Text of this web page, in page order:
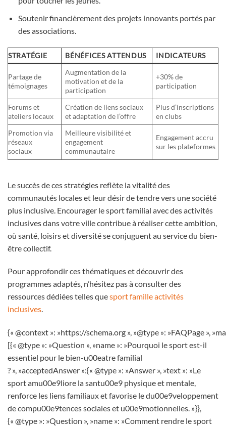
Soutenir financièrement des projets innovants portés par
des associations.
STRATÉGIE BÉNÉFICES ATTENDUS INDICATEURS
Partage de
témoignages
Augmentation de la
motivation et de la
participation
+30% de
participation
Forums et
ateliers locaux
Création de liens sociaux
et adaptation de l’offre
Plus d’inscriptions
en clubs
Promotion via
réseaux
sociaux
Meilleure visibilité et
engagement
communautaire
Engagement accru
sur les plateformes
Le succès de ces stratégies reflète la vitalité des
communautés locales et leur désir de tendre vers une société
plus inclusive. Encourager le sport familial avec des activités
inclusives dans votre ville contribue à réaliser cette ambition,
où santé, loisirs et diversité se conjuguent au service du bien-
être collectif.
Pour approfondir ces thématiques et découvrir des
programmes adaptés, n’hésitez pas à consulter des
ressources dédiées telles quesport famille activités
inclusives.
{« @context »: »https://schema.org », »@type »: »FAQPage »,
[{« @type »: »Question », »name »: »Pourquoi le sport est-il
essentiel pour le bien-u00eatre familial
? », »acceptedAnswer »:{« @type »: »Answer », »text »: »Le
sport amu00e9liore la santu00e9 physique et mentale,
renforce les liens familiaux et favorise le du00e9veloppement
de compu00e9tences sociales et u00e9motionnelles. »}},
{« @type »: »Question », »name »: »Comment rendre le sport